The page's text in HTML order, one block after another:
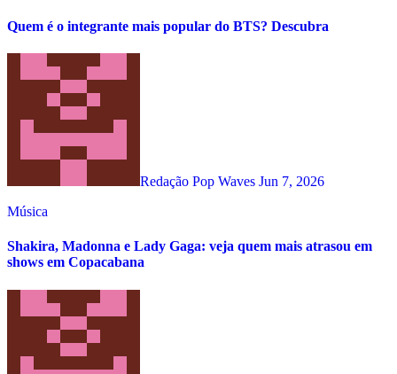
Quem é o integrante mais popular do BTS? Descubra
Redação Pop Waves Jun 7, 2026
Música
Shakira, Madonna e Lady Gaga: veja quem mais atrasou em
shows em Copacabana